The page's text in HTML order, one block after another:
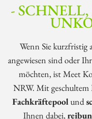
-
Wenn Sie kurzfristig
angewiesen sind oder
möchten, ist Meet
NRW. Mit
Fachkräftepoolund
Ihnen dabei,